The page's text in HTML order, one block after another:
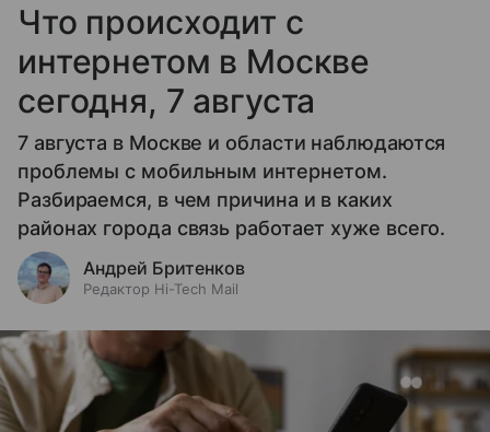
Что происходит с
интернетом в Москве
сегодня, 7 августа
7 августа в Москве и области наблюдаются
проблемы с мобильным интернетом.
Разбираемся, в чем причина и в каких
районах города связь работает хуже всего.
Андрей Бритенков
Редактор Hi-Tech Mail